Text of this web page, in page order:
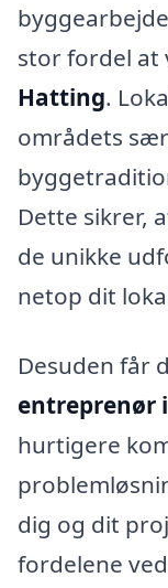
stor fordel at
Hatting.
områdets
Dette sikrer,
de unikke
netop dit
Desuden får
entreprenør
hurtigere
dig og dit
fordelene